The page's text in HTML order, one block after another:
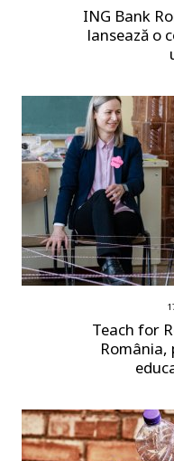
ING Bank
lansează o
Teach for